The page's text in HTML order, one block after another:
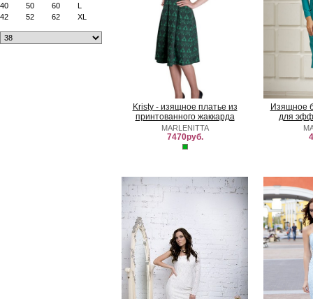
40
50 60
L
42
52 62 XL
Kristy - изящное платье из
принтованного жаккарда
MARLENITTA
7470руб.
Изящное
для